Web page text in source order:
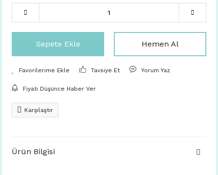
Sepete Ekle Hemen Al
Tavsiye Et Yorum Yaz
Fiyatı Düşünce Haber Ver
Karşılaştır
Ürün Bilgisi